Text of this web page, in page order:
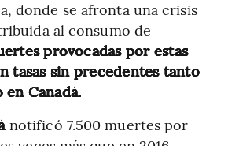
donde se afronta una crisis
al consumo de
provocadas por estas
tasas sin precedentes tanto
en Canadá.
notificó 7.500 muertes por